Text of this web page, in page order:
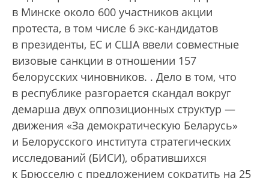
в Минске около 600 участников акции
протеста, в том числе 6 экс-кандидатов
в президенты, ЕС и США ввели совместные
визовые санкции в отношении 157
белорусских чиновников. . Дело в том, что
в республике разгорается скандал вокруг
демарша двух оппозиционных структур —
движения «За демократическую Беларусь»
и Белорусского института стратегических
исследований (БИСИ), обратившихся
к Брюсселю с предложением сократить на 25